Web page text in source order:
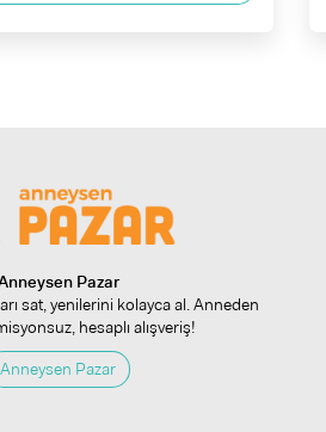
Pazar
sat, yenilerini kolayca al. Anneden
hesaplı alışveriş!
Anneysen Pazar